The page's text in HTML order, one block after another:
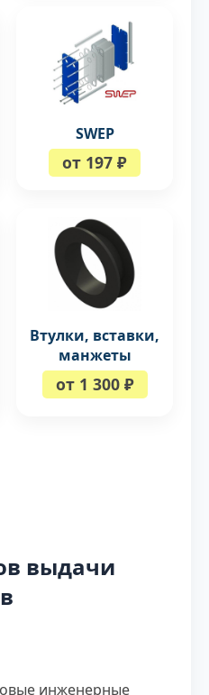
SWEP
от 197 ₽
Втулки, вставки,
манжеты
от 1 300 ₽
выдачи
инженерные